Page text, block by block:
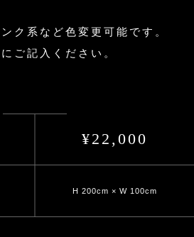
ク系など色変更可能です。
ご記入ください。
¥22,000
H 200cm × W 100cm